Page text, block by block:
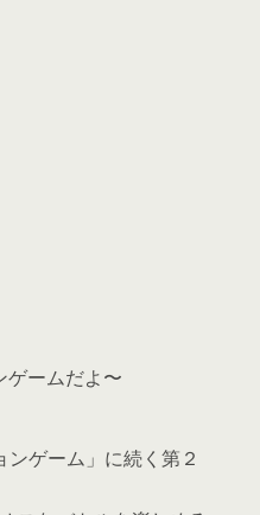
ゲームだよ〜
ンゲーム」に続く第２